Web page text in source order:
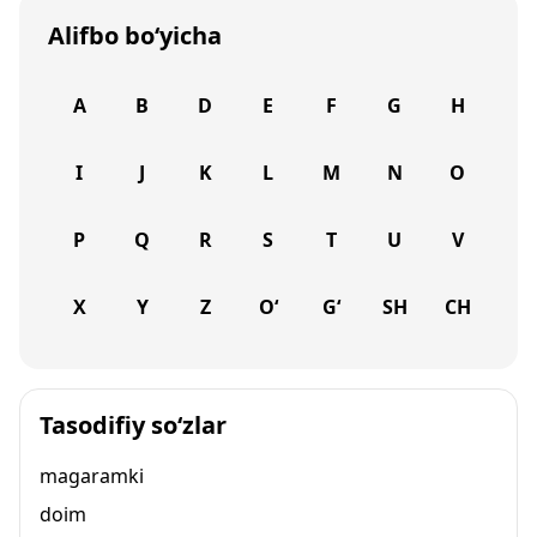
Alifbo bo‘yicha
A B D E F G H
I J K L M N O
P Q R S T U V
X Y Z O‘ G‘ SH CH
Tasodifiy so‘zlar
magaramki
doim